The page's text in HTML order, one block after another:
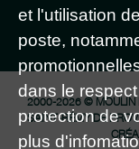
2000-2026 © MOULIN
SAINT-RÉMY DE
et l'utilisation
poste,
dans le
protection de
plus